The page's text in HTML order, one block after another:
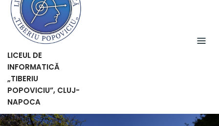
LICEUL DE
INFORMATICĂ
„TIBERIU
POPOVICIU”, CLUJ-
NAPOCA